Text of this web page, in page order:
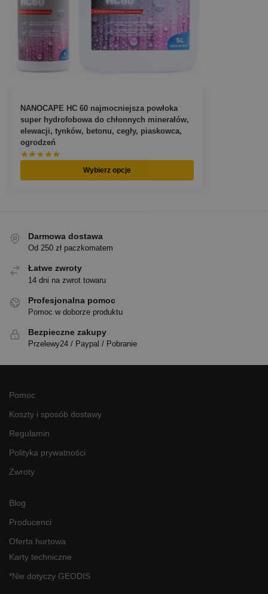
NANOCAPE HC 60 najmocniejsza powłoka
super hydrofobowa do chłonnych minerałów,
elewacji, tynków, betonu, cegły, piaskowca,
ogrodzeń
Wybierz opcje
Darmowa dostawa
Od 250 zł paczkomatem
Łatwe zwroty
14 dni na zwrot towaru
Profesjonalna pomoc
Pomoc w doborze produktu
Bezpieczne zakupy
Przelewy24 / Paypal / Pobranie
Pomoc
Koszty i sposób dostawy
Regulamin
Polityka prywatności
Zwroty
Blog
Producenci
Oferta hurtowa
Karty techniczne
*Nie dotyczy GEODIS